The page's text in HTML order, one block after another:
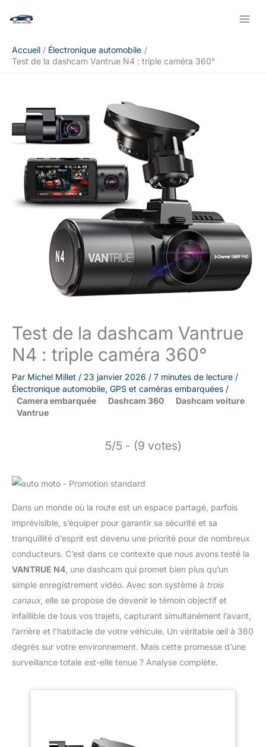
Accueil
Électronique automobile
Test de la dashcam Vantrue N4 : triple caméra 360°
Test de la dashcam Vantrue
N4 : triple caméra 360°
Par Michel Millet / 23 janvier 2026 / 7 minutes de lecture /
Électronique automobile, GPS et caméras embarquées /
Camera embarquée
Dashcam 360
Dashcam voiture
Vantrue
5/5 - (9 votes)
Dans un monde où la route est un espace partagé, parfois
imprévisible, s’équiper pour garantir sa sécurité et sa
tranquillité d’esprit est devenu une priorité pour de nombreux
conducteurs. C’est dans ce contexte que nous avons testé la
VANTRUE N4 , une dashcam qui promet bien plus qu’un
simple enregistrement vidéo. Avec son système à trois
canaux, elle se propose de devenir le témoin objectif et
infaillible de tous vos trajets, capturant simultanément l’avant,
l’arrière et l’habitacle de votre véhicule. Un véritable œil à 360
degrés sur votre environnement. Mais cette promesse d’une
surveillance totale est-elle tenue ? Analyse complète.